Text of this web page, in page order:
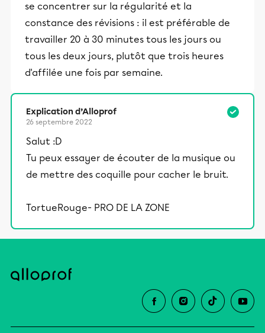
se concentrer sur la régularité et la
constance des révisions : il est préférable de
travailler 20 à 30 minutes tous les jours ou
tous les deux jours, plutôt que trois heures
d'affilée une fois par semaine.
Explication d’Alloprof
26 septembre 2022
Salut :D
Tu peux essayer de écouter de la musique ou
de mettre des coquille pour cacher le bruit.
TortueRouge- PRO DE LA ZONE